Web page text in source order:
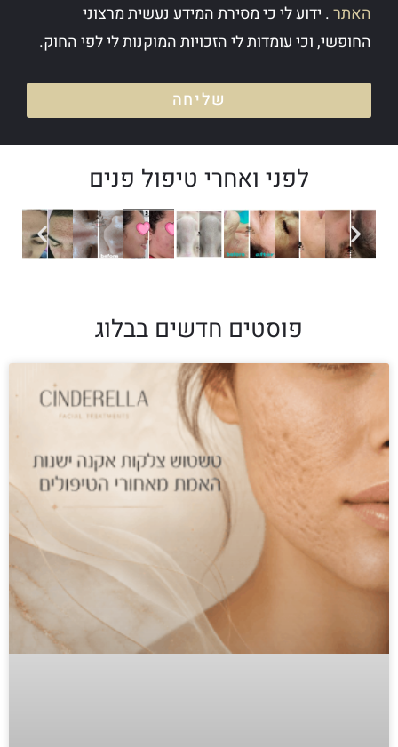
האתר. ידוע לי כי מסירת המידע נעשית מרצוני
החופשי, וכי עומדות לי הזכויות המוקנות לי לפי החוק.
שליחה
לפני ואחרי טיפול פנים
פוסטים חדשים בבלוג